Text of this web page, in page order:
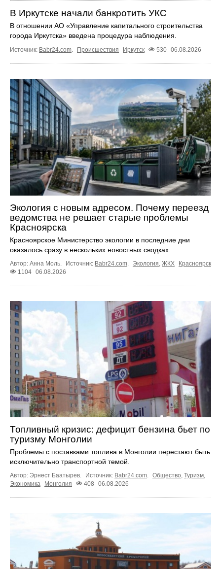
В Иркутске начали банкротить УКС
В отношении АО «Управление капитального строительства
города Иркутска» введена процедура наблюдения.
Источник: Babr24.com. Происшествия Иркутск 530 06.08.2026
Экология с новым адресом. Почему переезд
ведомства не решает старые проблемы
Красноярска
Красноярское Министерство экологии в последние дни
оказалось сразу в нескольких новостных сводках.
Автор: Анна Моль. Источник: Babr24.com Экология ЖКХ
Красноярск
1104 06.08.2026
Топливный кризис: дефицит бензина бьет по
туризму Монголии
Проблемы с поставками топлива в Монголии перестают быть
исключительно транспортной темой.
Автор: Эрнест Баатырев. Источник: Babr24.com. Общество, Туризм,
Экономика
Монголия 408 06.08.2026